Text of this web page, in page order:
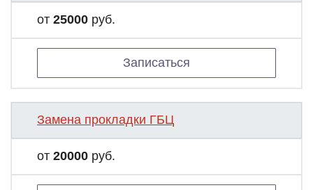
от 25000 руб.
Записаться
Замена прокладки ГБЦ
от 20000 руб.